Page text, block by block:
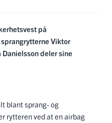
på
Viktor
Danielsson deler sine
blant sprang- og
rytteren ved at en airbag